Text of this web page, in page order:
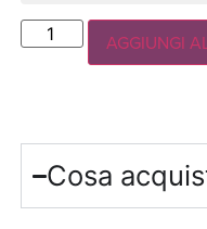
AGGIUNGI
Cosa